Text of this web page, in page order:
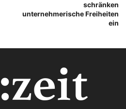
schränken
unternehmerische Freiheiten
ein